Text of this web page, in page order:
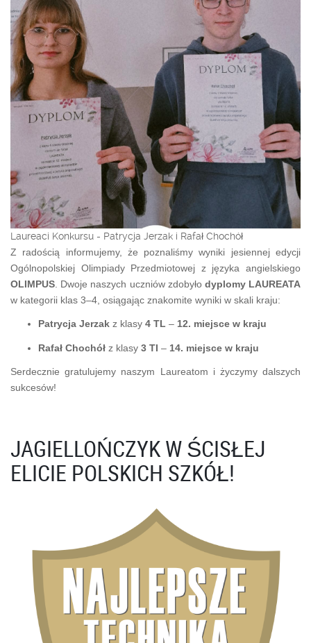
Laureaci Konkursu - Patrycja Jerzak i Rafał Chochół
Z radością informujemy, że poznaliśmy wyniki jesiennej edycji
Ogólnopolskiej Olimpiady Przedmiotowej z języka angielskiego
OLIMPUS . Dwoje naszych uczniów zdobyło dyplomy LAUREATA
w kategorii klas 3–4, osiągając znakomite wyniki w skali kraju:
Patrycja Jerzak z klasy 4 TL – 12. miejsce w kraju
Rafał Chochół z klasy 3 TI – 14. miejsce w kraju
Serdecznie gratulujemy naszym Laureatom i życzymy dalszych
sukcesów!
JAGIELLOŃCZYK W ŚCISŁEJ
ELICIE POLSKICH SZKÓŁ!